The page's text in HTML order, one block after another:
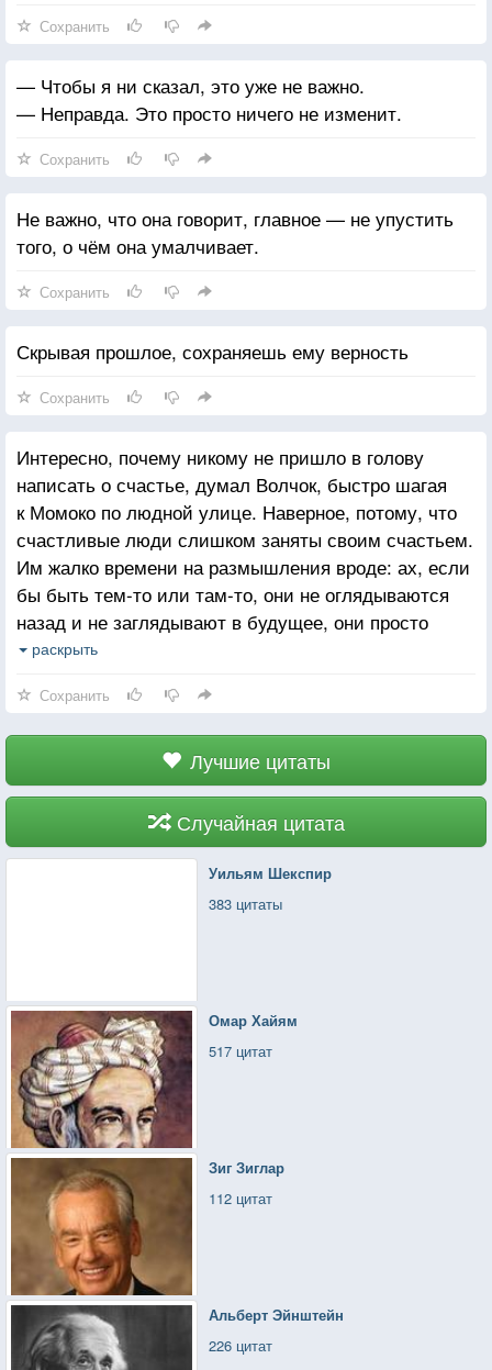
Сохранить
— Чтобы я ни сказал, это уже не важно.
— Неправда. Это просто ничего не изменит.
Сохранить
Не важно, что она говорит, главное — не упустить
того, о чём она умалчивает.
Сохранить
Скрывая прошлое, сохраняешь ему верность
Сохранить
Интересно, почему никому не пришло в голову
написать о счастье, думал Волчок, быстро шагая
к Момоко по людной улице. Наверное, потому, что
счастливые люди слишком заняты своим счастьем.
Им жалко времени на размышления вроде: ах, если
бы быть тем-то или там-то, они не оглядываются
назад и не заглядывают в будущее, они просто
проживают каждое мгновение настоящего. К тому же
а в худшем — служит горьким напоминанием о том,
что оно, в принципе, бывает на свете.
раскрыть
Сохранить
Лучшие цитаты
Случайная цитата
Уильям Шекспир
383 цитаты
Омар Хайям
517 цитат
Зиг Зиглар
112 цитат
Альберт Эйнштейн
226 цитат